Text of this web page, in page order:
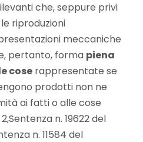
che, seppure privi
riproduzioni
meccaniche
pertanto, forma piena
cose rappresentate se
prodotti non ne
ai fatti o alle cose
n. 19622 del
n. 11584 del